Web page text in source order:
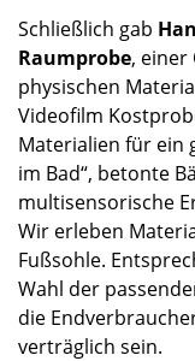
Schließlich gab
Raumprobe, einer
physischen
Videofilm
Materialien für ein
im Bad“, betonte
multisensorische
Wir erleben
Fußsohle.
Wahl der
die
verträglich sein.